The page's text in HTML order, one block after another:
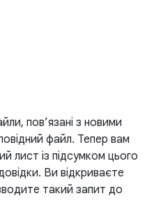
пов’язані з новими
файл. Тепер вам
лист із підсумком цього
Ви відкриваєте
такий запит до